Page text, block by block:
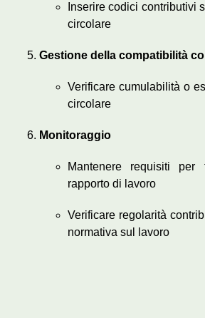
Inserire codici contributivi
circolare
Gestione della compatibilità
Verificare cumulabilità o
circolare
Monitoraggio
Mantenere requisiti
rapporto di lavoro
Verificare regolarità
normativa sul lavoro